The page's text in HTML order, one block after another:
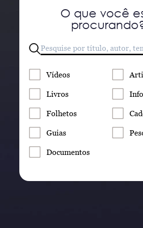
O que você
Vídeos
Livros
Folhetos
Guias
Documentos